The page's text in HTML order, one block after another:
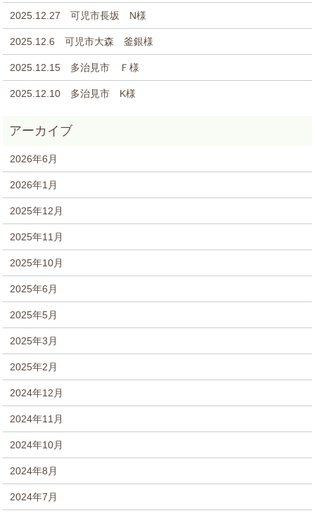
2025.12.27 可児市長坂 N様
2025.12.6 可児市大森 釜銀様
2025.12.15 多治見市 Ｆ様
2025.12.10 多治見市 K様
2026年6月
2026年1月
2025年12月
2025年11月
2025年10月
2025年6月
2025年5月
2025年3月
2025年2月
2024年12月
2024年11月
2024年10月
2024年8月
2024年7月